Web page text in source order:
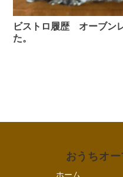
ビストロ履歴 オーブン
た。
おうちオ
ホーム